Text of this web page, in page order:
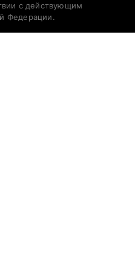
с действующим
Федерации.